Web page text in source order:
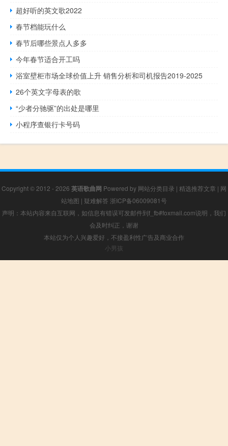
超好听的英文歌2022
春节档能玩什么
春节后哪些景点人多多
今年春节适合开工吗
浴室壁柜市场全球价值上升 销售分析和司机报告2019-2025
26个英文字母表的歌
“少者分驰驱”的出处是哪里
小程序查银行卡号码
Copyright © 2012 - 2026 英语歌曲网 Powered by 网站分类目录 | 精选推荐文章 | 网
站地图 | 疑难解答 浙ICP备06009081号
声明：本站内容来自互联网，如信息有错误可发邮件到f_fb#foxmail.com说明，我们
会及时纠正，谢谢
本站仅为个人兴趣爱好，不接盈利性广告及商业合作
小男孩